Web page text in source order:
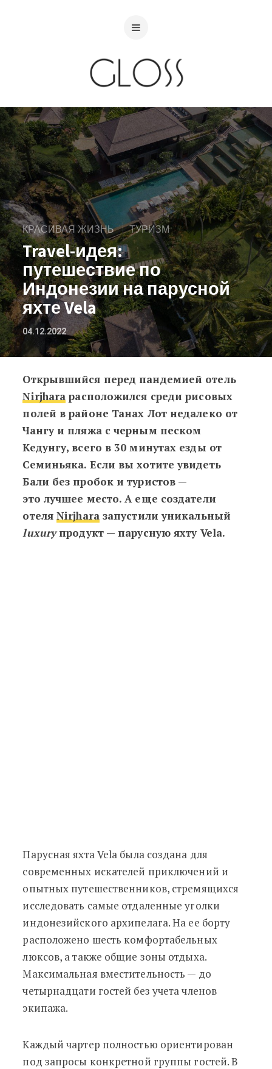
КРАСИВАЯ ЖИЗНЬ ТУРИЗМ
Travel-идея:
путешествие по
Индонезии на парусной
яхте Vela
04.12.2022
Travel-идея: путешествие по
Открывшийся перед пандемией отель
Nirjhara расположился среди рисовых
полей в районе Танах Лот недалеко от
Чангу и пляжа с черным песком
Кедунгу, всего в 30 минутах езды от
Семиньяка. Если вы хотите увидеть
Бали без пробок и туристов —
это лучшее место. А еще создатели
отеляNirjharaзапустили уникальный
luxuryпродукт — парусную яхту Vela.
Парусная яхта Vela была создана для
современных искателей приключений и
опытных путешественников, стремящихся
исследовать самые отдаленные уголки
индонезийского архипелага. На ее борту
расположено шесть комфортабельных
люксов, а также общие зоны отдыха.
Максимальная вместительность — до
четырнадцати гостей без учета членов
экипажа.
Каждый чартер полностью ориентирован
под запросы конкретной группы гостей. В